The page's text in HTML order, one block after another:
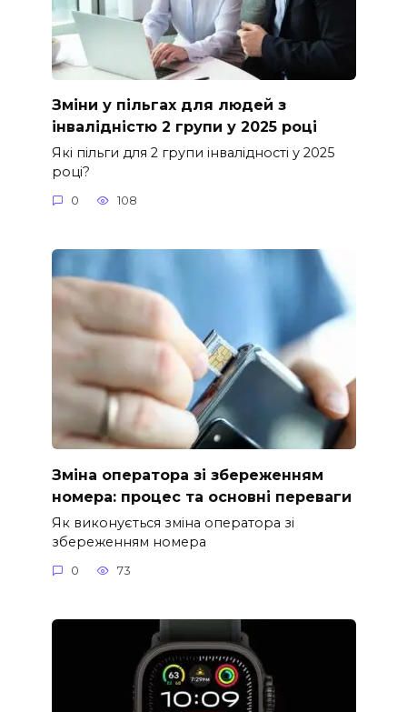
Зміни у пільгах для людей з
інвалідністю 2 групи у 2025 році
Які пільги для 2 групи інвалідності у 2025
році?
0 108
Зміна оператора зі збереженням
номера: процес та основні переваги
Як виконується зміна оператора зі
збереженням номера
0 73